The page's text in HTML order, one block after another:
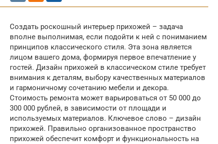
Создать роскошный интерьер прихожей – задача
вполне выполнимая, если подойти к ней с пониманием
принципов классического стиля. Эта зона является
лицом вашего дома, формируя первое впечатление у
гостей. Дизайн прихожей в классическом стиле требует
внимания к деталям, выбору качественных материалов
и гармоничному сочетанию мебели и декора.
Стоимость ремонта может варьироваться от 50 000 до
300 000 рублей, в зависимости от площади и
используемых материалов. Ключевое слово – дизайн
прихожей. Правильно организованное пространство
прихожей обеспечит комфорт и функциональность на